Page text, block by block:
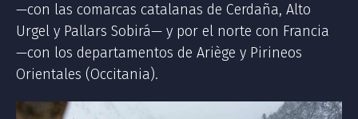
—con las comarcas catalanas de Cerdaña, Alto
Urgel y Pallars Sobirá— y por el norte con Francia
—con los departamentos de Ariège y Pirineos
Orientales (Occitania).